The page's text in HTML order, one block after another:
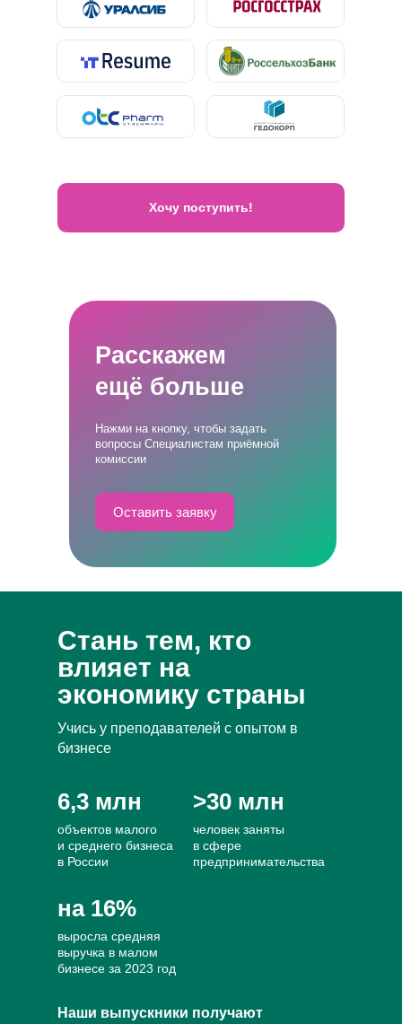
Хочу поступить!
Расскажем
ещё больше
Нажми на кнопку, чтобы задать
вопросы Специалистам приёмной
комиссии
Оставить заявку
Стань тем, кто
влияет на
экономику страны
Учись у преподавателей с опытом в
бизнесе
6,3 млн
объектов малого
и среднего бизнеса
в России
на 16%
выросла средняя
выручка в малом
бизнесе за 2023 год
>30 млн
человек заняты
в сфере
предпринимательства
Наши выпускники получают